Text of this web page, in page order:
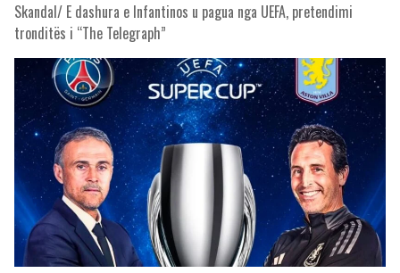
Skandal/ E dashura e Infantinos u pagua nga UEFA, pretendimi
tronditës i “The Telegraph”